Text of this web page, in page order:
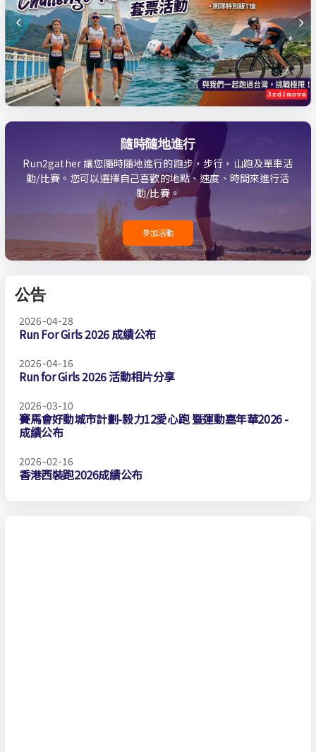
隨時隨地進行
Run2gather 讓您隨時隨地進行的跑步，步行，山跑及單車活
動/比賽。您可以選擇自己喜歡的地點、速度、時間來進行活
動/比賽。
參加活動
公告
2026-04-28
Run For Girls 2026 成績公布
2026-04-16
Run for Girls 2026 活動相片分享
2026-03-10
賽馬會好動城市計劃-毅力12愛心跑 暨運動嘉年華2026 -
成績公布
2026-02-16
香港西裝跑2026成績公布